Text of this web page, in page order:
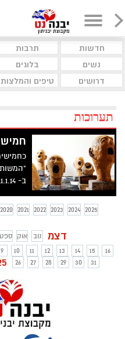
חדשות תרבות
נשים
בלוגים
דרושים
טיפים והמלצות
תערוכות
ב- 11.1.14
2020 2021 2022 2023 2024 2025
ספט אוק נוב דצמ
9 10 11 12 13 14 15
16
26 27 28 29 30 31